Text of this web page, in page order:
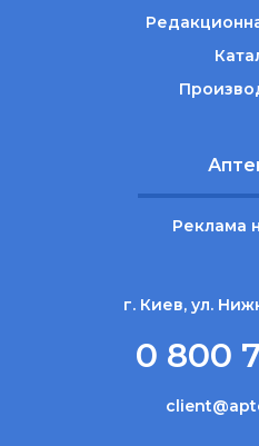
Реклама
г. Киев, ул.
0 800